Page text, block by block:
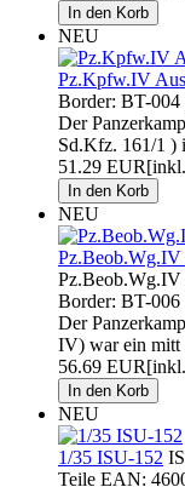
NEU
Pz.Kpfw.IV
Border: BT-004
Der
Sd.Kfz. 161/1 )
51.29 EUR
NEU
Border: BT-006
Der
IV) war ein mitt
56.69 EUR
NEU
1/35 ISU-152
Teile EAN: